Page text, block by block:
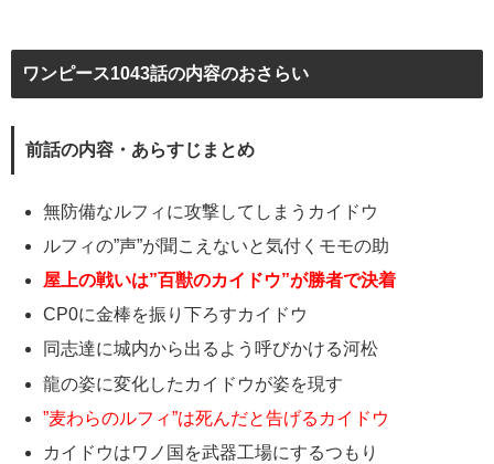
ワンピース1043話の内容のおさらい
前話の内容・あらすじまとめ
無防備なルフィに攻撃してしまうカイドウ
ルフィの”声”が聞こえないと気付くモモの助
屋上の戦いは”百獣のカイドウ”が勝者で決着
CP0に金棒を振り下ろすカイドウ
同志達に城内から出るよう呼びかける河松
龍の姿に変化したカイドウが姿を現す
”麦わらのルフィ”は死んだと告げるカイドウ
カイドウはワノ国を武器工場にするつもり